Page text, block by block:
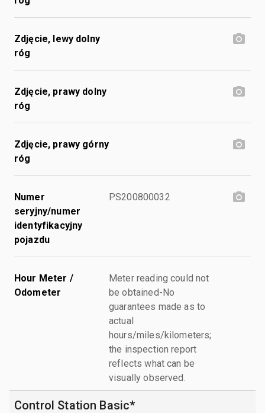
Zdjęcie, lewy dolny
róg
Zdjęcie, prawy dolny
róg
Zdjęcie, prawy górny
róg
Numer
seryjny/numer
identyfikacyjny
pojazdu
PS200800032
Hour Meter /
Odometer
Meter reading could not
be obtained-No
guarantees made as to
actual
hours/miles/kilometers;
the inspection report
reflects what can be
visually observed.
Control Station Basic*